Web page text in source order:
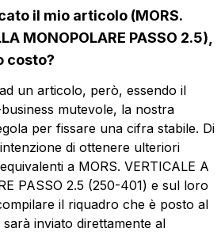
2.5-V1
VERTICALE A MOLLA
PASSO 2.5
Telefono
2.5-V
VERTICALE A MOLLA
PASSO 2.5
Telefono
il mio articolo (MORS.
MONOPOLARE PASSO 2.5),
costo?
un articolo, però, essendo il
mutevole, la nostra
per fissare una cifra stabile. Di
di ottenere ulteriori
a MORS. VERTICALE A
PASSO 2.5 (250-401) e sul loro
il riquadro che è posto al
inviato direttamente al